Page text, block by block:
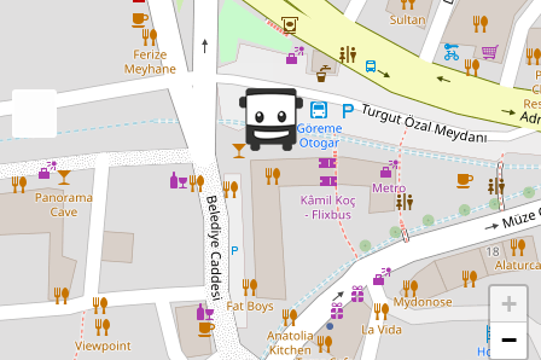
+
−